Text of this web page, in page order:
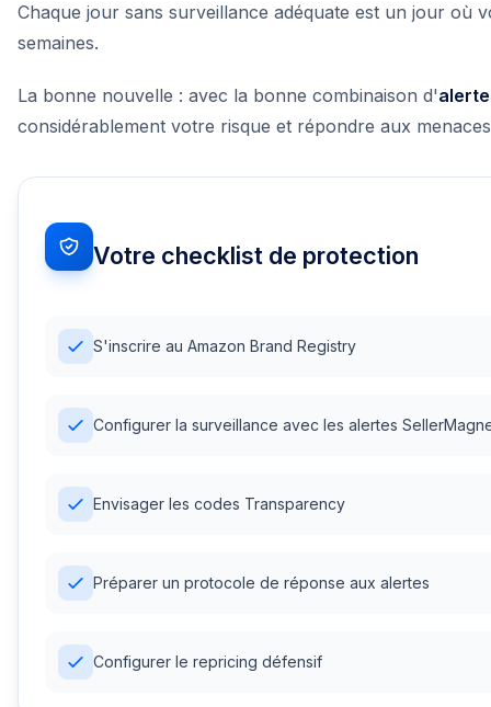
Chaque jour sans surveillance adéquate est un jour où
semaines.
La bonne nouvelle : avec la bonne combinaison d'
considérablement votre risque et répondre aux
Votre checklist de protection
S'inscrire au Amazon Brand Registry
Configurer la surveillance avec les alertes
Envisager les codes Transparency
Préparer un protocole de réponse aux alertes
Configurer le repricing défensif